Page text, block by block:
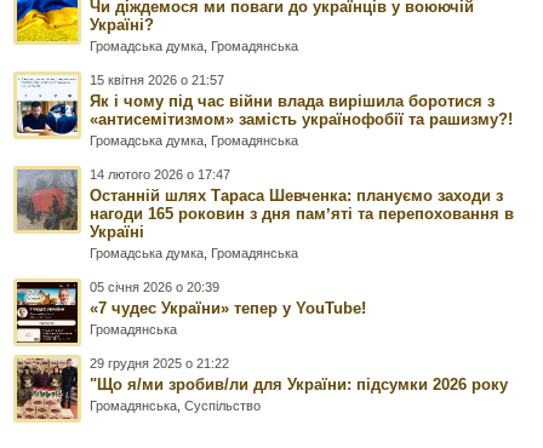
Чи діждемося ми поваги до українців у воюючій
Україні?
Громадська думка Громадянська
15 квітня 2026 о 21:57
Як і чому під час війни влада вирішила боротися з
«антисемітизмом» замість українофобії та рашизму?!
Громадська думка Громадянська
14 лютого 2026 о 17:47
Останній шлях Тараса Шевченка: плануємо заходи з
нагоди 165 роковин з дня памʼяті та перепоховання в
Україні
Громадська думка Громадянська
05 січня 2026 о 20:39
«7 чудес України» тепер у YouTube!
Громадянська
29 грудня 2025 о 21:22
"Що я/ми зробив/ли для України: підсумки 2026 року
Громадянська ,Суспільство